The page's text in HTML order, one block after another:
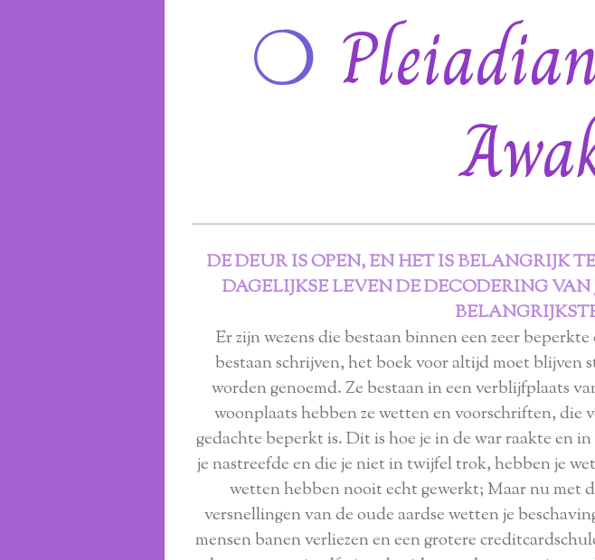
❍
DE DEUR IS OPEN, EN HET IS BELANGRIJK
DAGELIJKSE LEVEN DE DECODERING
Er zijn wezens die bestaan binnen een zeer
bestaan schrijven, het boek voor altijd moet blijven
worden genoemd. Ze bestaan in een verblijfplaats
woonplaats hebben ze wetten en voorschriften, die
gedachte beperkt is. Dit is hoe je in de war raakte en
je nastreefde en die je niet in twijfel trok, hebben je
wetten hebben nooit echt gewerkt; Maar nu met
versnellingen van de oude aardse wetten je
mensen banen verliezen en een grotere